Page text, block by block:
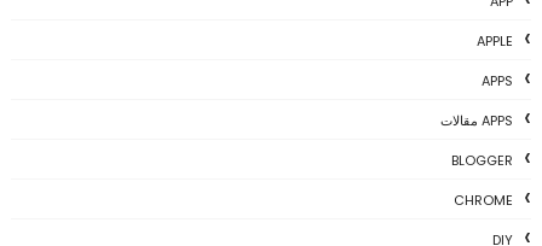
APPLE
APPS
APPS مقالات
BLOGGER
CHROME
DIY